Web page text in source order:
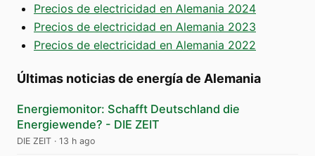
Precios de electricidad en Alemania 2024
Precios de electricidad en Alemania 2023
Precios de electricidad en Alemania 2022
Últimas noticias de energía de Alemania
Energiemonitor: Schafft Deutschland die
Energiewende? - DIE ZEIT
DIE ZEIT · 13 h ago